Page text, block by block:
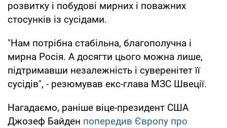
розвитку і побудові мирних і поважних
стосунків із сусідами.
"Нам потрібна стабільна, благополучна і
мирна Росія. А досягти цього можна лише,
підтримавши незалежність і суверенітет її
сусідів", - резюмував екс-глава МЗС Швеції.
Нагадаємо, раніше віце-президент США
Джозеф Байден попередив Європу про